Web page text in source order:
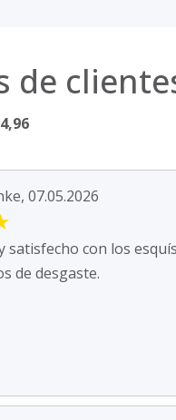
de
4,96
07.05.2026
satisfecho con los
de desgaste.